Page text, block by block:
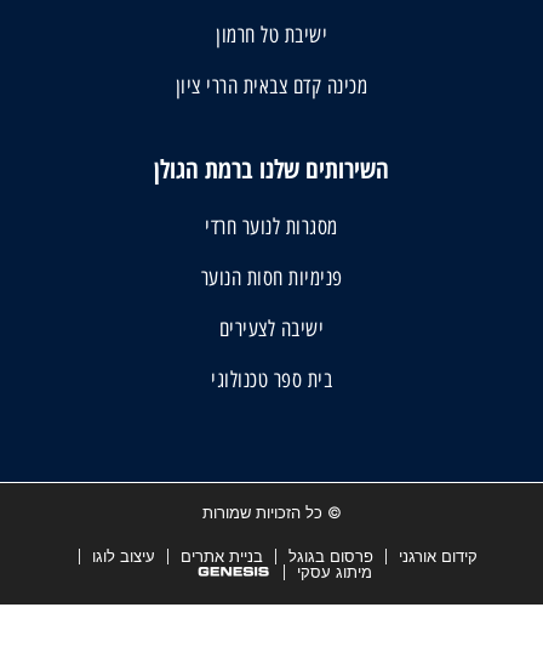
ישיבת טל חרמון
מכינה קדם צבאית הררי ציון
השירותים שלנו ברמת הגולן
מסגרות לנוער חרדי
פנימיות חסות הנוער
ישיבה לצעירים
בית ספר טכנולוגי
© כל הזכויות שמורות
קידום אורגני פרסום בגוגל בניית אתרים
עיצוב לוגו
מיתוג עסקי